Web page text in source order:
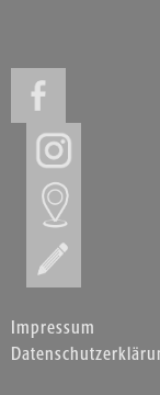
Impressum